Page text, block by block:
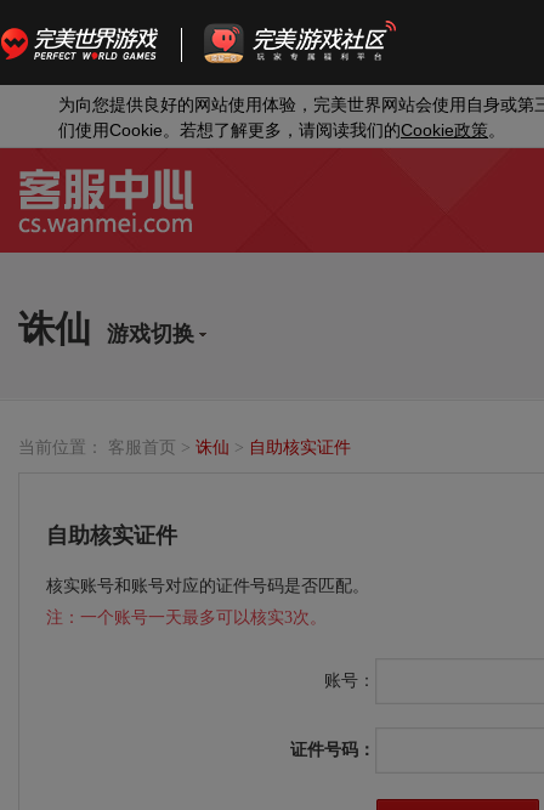
为向您提供良好的网站使用体验，完美世界网站会使用自身或第
们使用Cookie。若想了解更多，请阅读我们的Cookie政策。
诛仙 游戏切换
当前位置： 客服首页 > 诛仙 > 自助核实证件
自助核实证件
核实账号和账号对应的证件号码是否匹配。
注：一个账号一天最多可以核实3次。
账号：
证件号码：